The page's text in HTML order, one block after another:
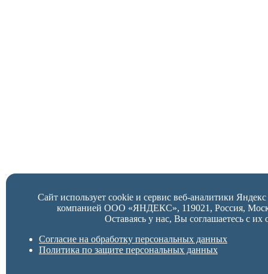
Сайт использует cookie и сервис веб-аналитики
компанией ООО «ЯНДЕКС», 119021, Россия,
Оставаясь у нас, Вы соглашаетесь с их
Согласие на обработку персональных данных
Политика по защите персональных данных